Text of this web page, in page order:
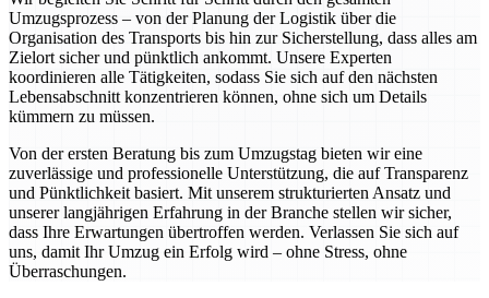
Umzugsprozess – von der Planung der Logistik über die
Organisation des Transports bis hin zur Sicherstellung, dass alles am
Zielort sicher und pünktlich ankommt. Unsere Experten
koordinieren alle Tätigkeiten, sodass Sie sich auf den nächsten
Lebensabschnitt konzentrieren können, ohne sich um Details
kümmern zu müssen.
Von der ersten Beratung bis zum Umzugstag bieten wir eine
zuverlässige und professionelle Unterstützung, die auf Transparenz
und Pünktlichkeit basiert. Mit unserem strukturierten Ansatz und
unserer langjährigen Erfahrung in der Branche stellen wir sicher,
dass Ihre Erwartungen übertroffen werden. Verlassen Sie sich auf
uns, damit Ihr Umzug ein Erfolg wird – ohne Stress, ohne
Überraschungen.